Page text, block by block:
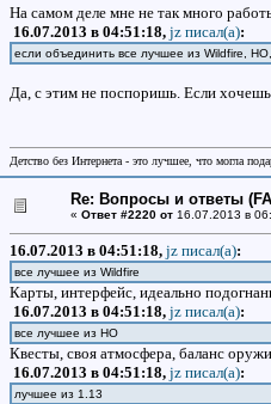
На самом деле мне не так много
16.07.2013 в 04:51:18, jz писал(a):
если объединить все лучшее из Wildfire,
Да, с этим не поспоришь. Если
Детство без Интернета - это лучшее, что могла
Re: Вопросы и ответы
« Ответ #2220 от16.07.2013 в
16.07.2013 в 04:51:18, jz писал(a):
все лучшее из Wildfire
Карты, интерфейс, идеально
16.07.2013 в 04:51:18, jz писал(a):
все лучшее из НО
Квесты, своя атмосфера, баланс
16.07.2013 в 04:51:18, jz писал(a):
лучшее из 1.13